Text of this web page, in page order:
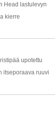
Head lastulevyn
kierre
upotettu
itseporaava ruuvi